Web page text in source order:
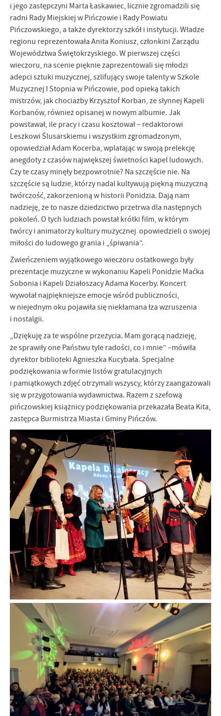
i jego zastępczyni Marta Łaskawiec, licznie zgromadzili się
radni Rady Miejskiej w Pińczowie i Rady Powiatu
Pińczowskiego, a także dyrektorzy szkół i instytucji. Władze
regionu reprezentowała Anita Koniusz, członkini Zarządu
Województwa Świętokrzyskiego. W pierwszej części
wieczoru, na scenie pięknie zaprezentowali się młodzi
adepci sztuki muzycznej, szlifujący swoje talenty w Szkole
Muzycznej I Stopnia w Pińczowie, pod opieką takich
mistrzów, jak chociażby Krzysztof Korban, ze słynnej Kapeli
Korbanów, również opisanej w nowym albumie. Jak
powstawał, ile pracy i czasu kosztował – redaktorowi
Leszkowi Ślusarskiemu i wszystkim zgromadzonym,
opowiedział Adam Kocerba, wplatając w swoją prelekcję
anegdoty z czasów największej świetności kapel ludowych.
Czy te czasy minęły bezpowrotnie? Na szczęście nie. Na
szczęście są ludzie, którzy nadal kultywują piękną muzyczną
twórczość, zakorzenioną w historii Ponidzia. Dają nam
nadzieję, że to nasze dziedzictwo przetrwa dla następnych
pokoleń. O tych ludziach powstał krótki film, w którym
twórcy i animatorzy kultury muzycznej opowiedzieli o swojej
miłości do ludowego grania i „śpiwania”.
Zwieńczeniem wyjątkowego wieczoru ostatkowego były
prezentacje muzyczne w wykonaniu Kapeli Ponidzie Maćka
Sobonia i Kapeli Działoszacy Adama Kocerby. Koncert
wywołał najpiękniejsze emocje wśród publiczności,
w niejednym oku pojawiła się niekłamana łza wzruszenia
i nostalgii.
„Dziękuję za te wspólne przeżycia. Mam gorącą nadzieję,
że sprawiły one Państwu tyle radości, co i mnie” –mówiła
dyrektor biblioteki Agnieszka Kucybała. Specjalne
podziękowania w formie listów gratulacyjnych
i pamiątkowych zdjęć otrzymali wszyscy, którzy zaangażowali
się w przygotowania wydawnictwa. Razem z szefową
pińczowskiej książnicy podziękowania przekazała Beata Kita,
zastępca Burmistrza Miasta i Gminy Pińczów.